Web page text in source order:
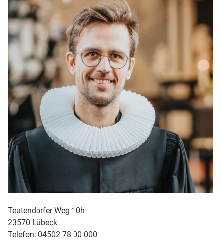
Teutendorfer Weg 10h
23570 Lübeck
Telefon: 04502 78 00 000